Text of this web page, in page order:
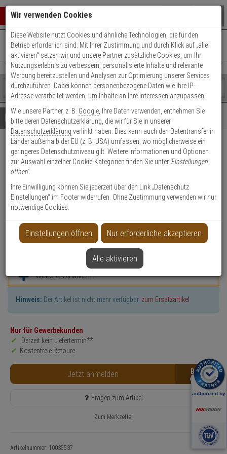
Warenkorb schließen
0 ARTIKEL IM WARENKORB
Ihr Warenkorb ist momentan leer.
Ergebnisse ()
Fertig
Shop
durchsuchen
Bitte
geben
Sie
mindestens
Zeichen
ein,
um
Suche
Es
wurde
noch
Kategorien
Suche
gestartet
+49 (0)821 899 493-0Mo. - Do.: 8:00 - 16:30 | Fr.: 8:00 - 14:00 Uhr
Kontaktservice nutzen
Details Beratung Beliebte 1080p Artikel
HIKVision iDS-
2CD7A26G0/P-IZHSY(2.8-12mm)
(C) IPCam
Produktmerkmale
Weitere Varianten...
Hinweis: Der Artikel ist nicht mehr verfügbar, zum Ersatzartikel
Nur für Gewerbekunden
Derzeit kein Liefertermin**
Kostenfreie Retoure
Jetzt anmelden B2B
Fragen zum Artikel
Zum Merkzettel
Artikelnummer: 10035537
Wir verwenden Cookies
Diese Website nutzt Cookies und ähnliche Technologien, die für den
Betrieb erforderlich sind. Mit Ihrer Zustimmung und durch Klick auf „alle
aktivieren“ setzen wir und unsere Partner zusätzliche Cookies, um Ihr
Nutzungserlebnis zu verbessern, personalisierte Inhalte und relevante
Werbung bereitzustellen und Analysen zur Optimierung unserer Services
durchzuführen. Dabei können personenbezogene Daten wie Ihre IP-
Adresse verarbeitet werden, um Inhalte an Ihre Interessen anzupassen.
Wie unsere Partner, z. B. Google , Ihre Daten verwenden, entnehmen Sie
bitte deren Datenschutzerklärung, die wir für Sie in unserer
Datenschutzerklärung verlinkt haben. Dies kann auch den Datentransfer in
Länder außerhalb der EU (z. B. USA) umfassen, wo möglicherweise ein
geringeres Datenschutzniveau gilt. Weitere Informationen und Optionen
zur Auswahl einzelner Cookie-Kategorien finden Sie unter 'Einstellungen
öffnen'.
Ihre Einwilligung können Sie jederzeit über den Link „Datenschutz
Einstellungen“ im Footer widerrufen. Ohne Zustimmung verwenden wir nur
notwendige Cookies.
Einstellungen öffnen Nur erforderliche akzeptieren
Alle aktivieren